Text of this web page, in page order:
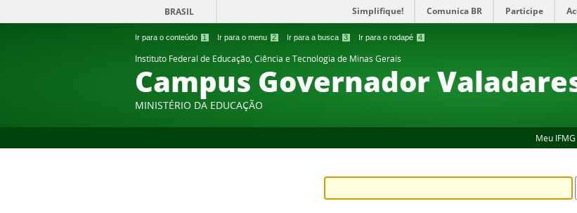
Ir para o conteúdo 1 Ir para o menu 2 Ir para a busca 3 Ir para o rodapé 4
BRASIL Simplifique! Comunica BR Participe
Instituto Federal de Educação, Ciência e Tecnologia de Minas Gerais
Campus Governador
MINISTÉRIO DA EDUCAÇÃO
Meu IFMG